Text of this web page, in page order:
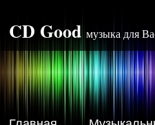
CD Good музыка для